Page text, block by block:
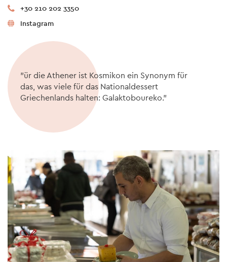
+30 210 202 3350
Instagram
"ür die Athener ist Kosmikon ein Synonym für
das, was viele für das Nationaldessert
Griechenlands halten: Galaktoboureko."